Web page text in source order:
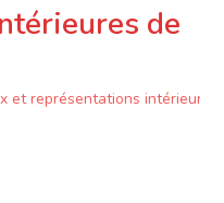
de
et représentations intérieures